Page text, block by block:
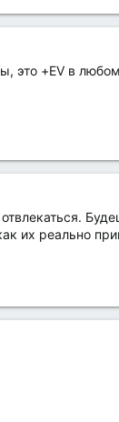
это +EV в
их реально